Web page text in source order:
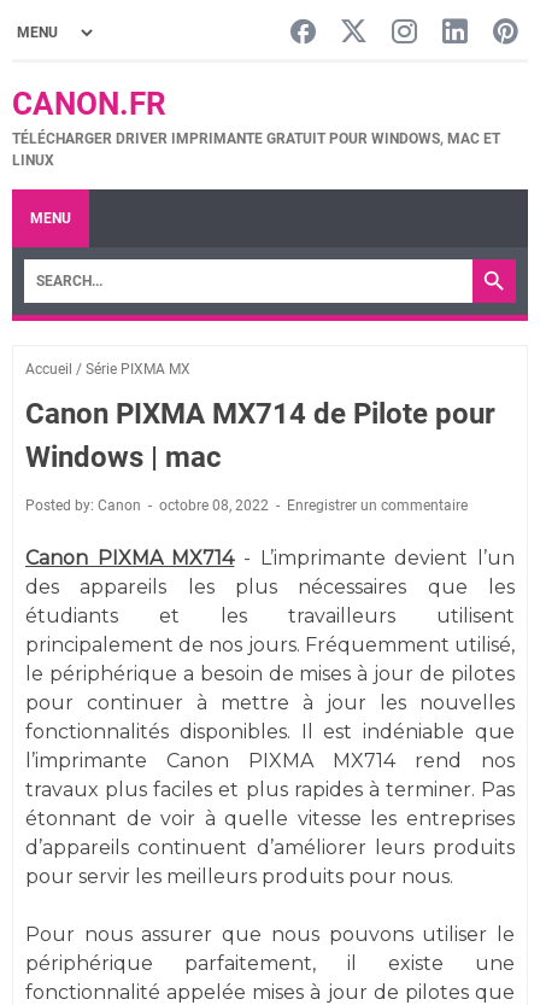
CANON.FR
TÉLÉCHARGER DRIVER IMPRIMANTE GRATUIT POUR WINDOWS, MAC ET
LINUX
MENU
Accueil / Série PIXMA MX
Canon PIXMA MX714 de Pilote pour
Windows | mac
Posted by: Canon octobre 08, 2022 Enregistrer un commentaire
Canon PIXMA MX714- L’imprimante devient l’un
des appareils les plus nécessaires que les
étudiants et les travailleurs utilisent
principalement de nos jours. Fréquemment utilisé,
le périphérique a besoin de mises à jour de pilotes
pour continuer à mettre à jour les nouvelles
fonctionnalités disponibles. Il est indéniable que
l’imprimante Canon PIXMA MX714 rend nos
travaux plus faciles et plus rapides à terminer. Pas
étonnant de voir à quelle vitesse les entreprises
d’appareils continuent d’améliorer leurs produits
pour servir les meilleurs produits pour nous.
Pour nous assurer que nous pouvons utiliser le
périphérique parfaitement, il existe une
fonctionnalité appelée mises à jour de pilotes que